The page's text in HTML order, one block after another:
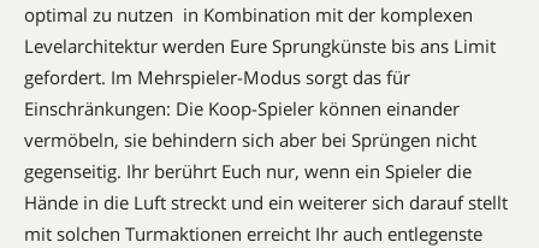
optimal zu nutzen  in Kombination mit der komplexen
Levelarchitektur werden Eure Sprungkünste bis ans Limit
gefordert. Im Mehrspieler-Modus sorgt das für
Einschränkungen: Die Koop-Spieler können einander
vermöbeln, sie behindern sich aber bei Sprüngen nicht
gegenseitig. Ihr berührt Euch nur, wenn ein Spieler die
Hände in die Luft streckt und ein weiterer sich darauf stellt 
mit solchen Turmaktionen erreicht Ihr auch entlegenste